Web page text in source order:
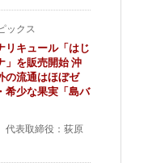
ックス
リキュール「はじ
」を販売開始 沖
の流通はほぼゼ
希少な果実「島バ
代表取締役：荻原